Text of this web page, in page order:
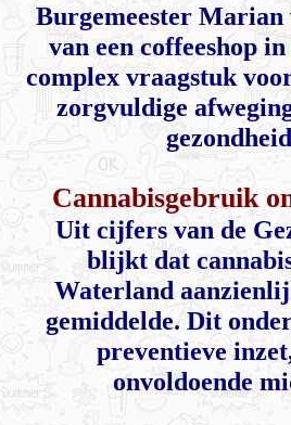
Burgemeester Marian
van een coffeeshop
complex vraagstuk
zorgvuldige
Cannabisgebruik
Uit cijfers van de
blijkt dat
Waterland
gemiddelde. Dit
preventieve
onvoldoende